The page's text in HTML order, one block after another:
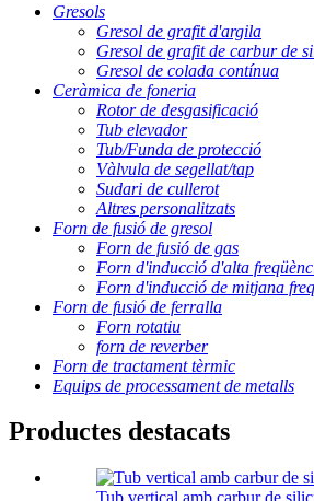
Gresols
Gresol de grafit d'argila
Gresol de grafit de carbur de
Gresol de colada contínua
Ceràmica de foneria
Rotor de desgasificació
Tub elevador
Tub/Funda de protecció
Vàlvula de segellat/tap
Sudari de cullerot
Altres personalitzats
Forn de fusió de gresol
Forn de fusió de gas
Forn d'inducció d'alta
Forn d'inducció de mitjana
Forn de fusió de ferralla
Forn rotatiu
forn de reverber
Forn de tractament tèrmic
Equips de processament de metalls
Productes destacats